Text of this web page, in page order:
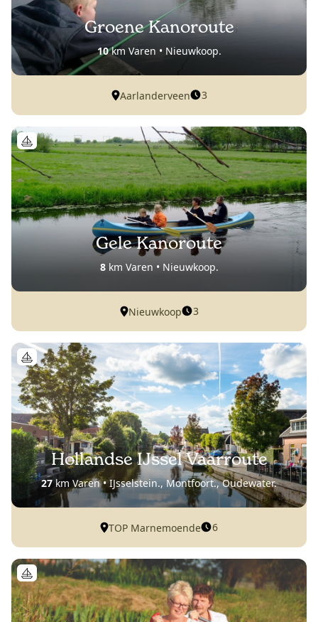
Groene Kanoroute
10km Varen • Nieuwkoop.
Aarlanderveen 3
Gele Kanoroute
8km Varen • Nieuwkoop.
Nieuwkoop 3
Hollandse IJssel Vaarroute
27km Varen • IJsselstein., Montfoort., Oudewater.
TOP Marnemoende 6